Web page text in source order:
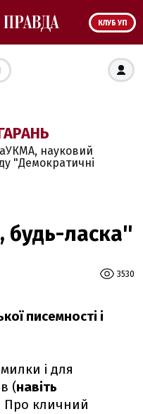
КЛУБ УП
науковий
"Демократичні
будь-ласка''
3530
писемності і
і для
(навіть
Про кличний